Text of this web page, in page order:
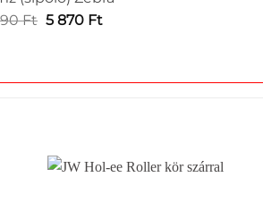
Ft Original
5
5 870 FtCurrent
5